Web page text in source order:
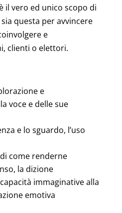
il vero ed unico scopo di
questa per avvincere
e
clienti o elettori.
e
voce e delle sue
e lo sguardo, l’uso
come renderne
la dizione
immaginative alla
emotiva